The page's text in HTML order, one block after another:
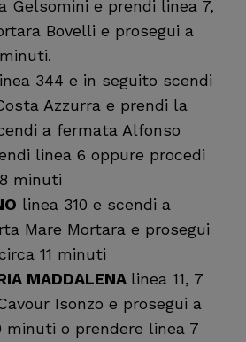
Gelsomini e prendi linea 7,
Bovelli e prosegui a
344 e in seguito scendi
Azzurra e prendi la
a fermata Alfonso
linea 6 oppure procedi
minuti
linea 310 e scendi a
Mare Mortara e prosegui
11 minuti
MADDALENA linea 11, 7
Isonzo e prosegui a
minuti o prendere linea 7